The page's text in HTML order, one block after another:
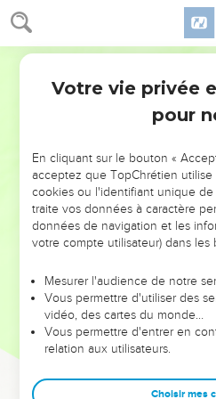
NE MANQUEZ PAS
DE
ET SI LEURS ERREURS
leur foi ou leur vision. Mais on voit
et les saisons difficiles qu'ils ont
sont elles qui les
Dans cette conférence, leaders,
clés pour avancer avec plus de
Votre vie privée
pour
En cliquant sur le bouton «
acceptez que TopChrétien utilise
cookies ou l'identifiant unique
traite vos données à caractère
données de navigation et les
votre compte utilisateur) dans les
Mesurer l'audience de notre
Vous permettre d'utiliser des
vidéo, des cartes du monde…
Vous permettre d'entrer en
relation aux utilisateurs.
Choisir mes